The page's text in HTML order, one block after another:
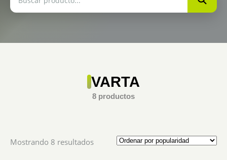
VARTA
8 productos
Mostrando 8 resultadosSorted